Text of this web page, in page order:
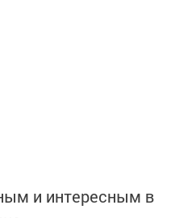
и интересным в